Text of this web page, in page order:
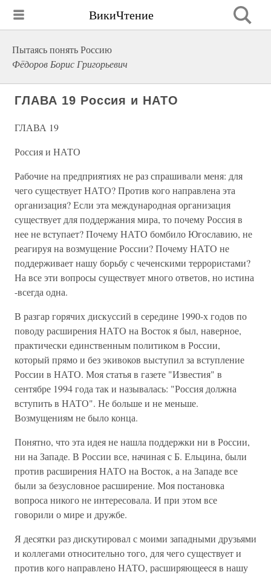
ВикиЧтение
Пытаясь понять Россию
Фёдоров Борис Григорьевич
ГЛАВА 19 Россия и НАТО
ГЛАВА 19
Россия и НАТО
Рабочие на предприятиях не раз спрашивали меня: для
чего существует НАТО? Против кого направлена эта
организация? Если эта международная организация
существует для поддержания мира, то почему Россия в
нее не вступает? Почему НАТО бомбило Югославию, не
реагируя на возмущение России? Почему НАТО не
поддерживает нашу борьбу с чеченскими террористами?
На все эти вопросы существует много ответов, но истина
-всегда одна.
В разгар горячих дискуссий в середине 1990-х годов по
поводу расширения НАТО на Восток я был, наверное,
практически единственным политиком в России,
который прямо и без экивоков выступил за вступление
России в НАТО. Моя статья в газете "Известия" в
сентябре 1994 года так и называлась: "Россия должна
вступить в НАТО". Не больше и не меньше.
Возмущениям не было конца.
Понятно, что эта идея не нашла поддержки ни в России,
ни на Западе. В России все, начиная с Б. Ельцина, были
против расширения НАТО на Восток, а на Западе все
были за безусловное расширение. Моя постановка
вопроса никого не интересовала. И при этом все
говорили о мире и дружбе.
Я десятки раз дискутировал с моими западными друзьями
и коллегами относительно того, для чего существует и
против кого направлено НАТО, расширяющееся в нашу